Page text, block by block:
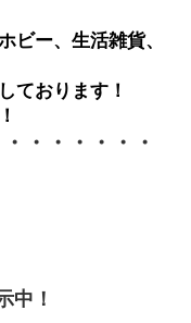
ビー、生活雑貨、
ております！
・・・・・・
中！